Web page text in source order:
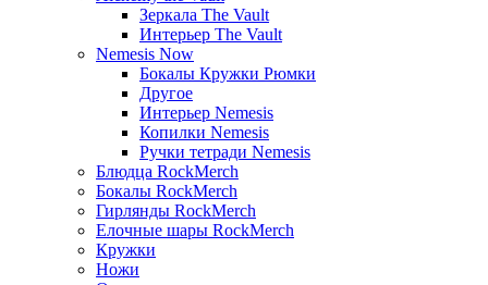
Зеркала The Vault
Интерьер The Vault
Nemesis Now
Бокалы Кружки Рюмки
Другое
Интерьер Nemesis
Копилки Nemesis
Ручки тетради Nemesis
Блюдца RockMerch
Бокалы RockMerch
Гирлянды RockMerch
Елочные шары RockMerch
Кружки
Ножи